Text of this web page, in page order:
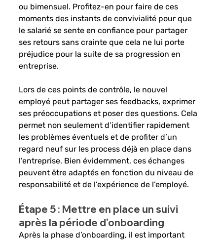
ou bimensuel. Profitez-en pour faire de ces
moments des instants de convivialité pour que
le salarié se sente en confiance pour partager
ses retours sans crainte que cela ne lui porte
préjudice pour la suite de sa progression en
entreprise.
Lors de ces points de contrôle, le nouvel
employé peut partager ses feedbacks, exprimer
ses préoccupations et poser des questions. Cela
permet non seulement d’identifier rapidement
les problèmes éventuels et de profiter d’un
regard neuf sur les process déjà en place dans
l’entreprise. Bien évidemment, ces échanges
peuvent être adaptés en fonction du niveau de
responsabilité et de l’expérience de l’employé.
Étape 5 : Mettre en place un suivi
après la période d’onboarding
Après la phase d’onboarding, il est important